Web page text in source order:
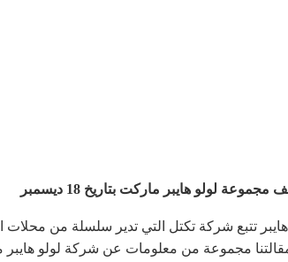
مجموعة لولو هايبر ماركت بتاريخ 18 ديسمبر
مجموعة من معلومات عن شركة لولو هايبر